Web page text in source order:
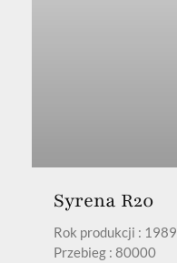
Syrena R20
Rok produkcji : 1989
Przebieg : 80000